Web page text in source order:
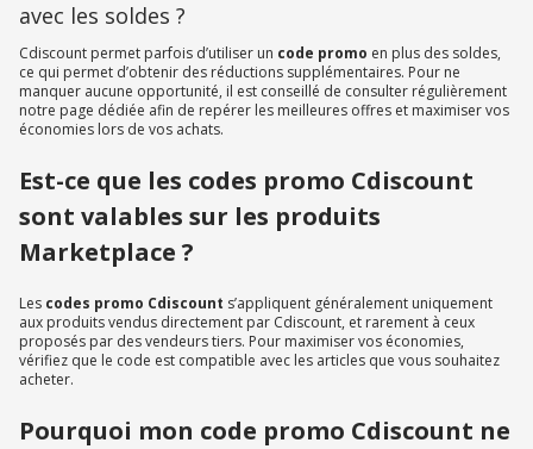
avec les soldes ?
Cdiscount permet parfois d’utiliser un code promo en plus des soldes,
ce qui permet d’obtenir des réductions supplémentaires. Pour ne
manquer aucune opportunité, il est conseillé de consulter régulièrement
notre page dédiée afin de repérer les meilleures offres et maximiser vos
économies lors de vos achats.
Est-ce que les codes promo Cdiscount
sont valables sur les produits
Marketplace ?
Les codes promo Cdiscount s’appliquent généralement uniquement
aux produits vendus directement par Cdiscount, et rarement à ceux
proposés par des vendeurs tiers. Pour maximiser vos économies,
vérifiez que le code est compatible avec les articles que vous souhaitez
acheter.
Pourquoi mon code promo Cdiscount ne